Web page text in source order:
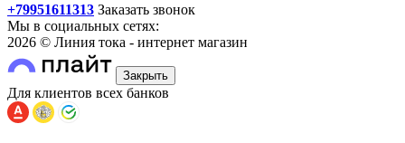
+79951611313 Заказать звонок
Мы в социальных сетях:
2026 © Линия тока - интернет магазин
Закрыть
Для клиентов всех банков